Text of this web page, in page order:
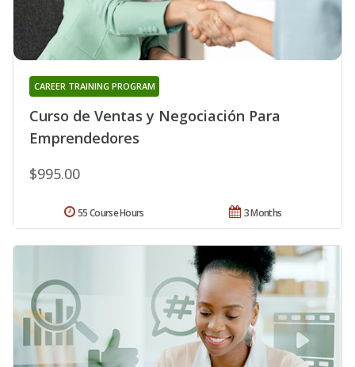
Curso de Ventas y Negociación Para
Emprendedores
CAREER TRAINING PROGRAM
$995.00
3 Months
55 Course Hours